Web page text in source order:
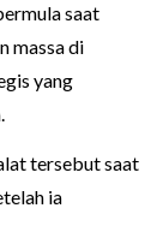
saat
massa di
yang
tersebut saat
ia